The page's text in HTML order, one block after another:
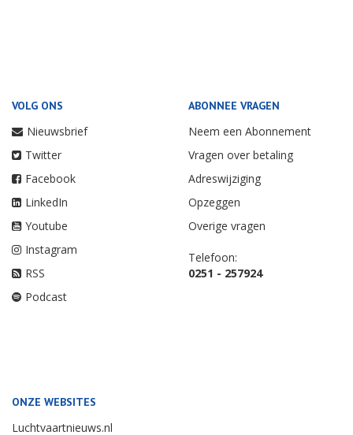
VOLG ONS
Nieuwsbrief
Twitter
Facebook
LinkedIn
Youtube
Instagram
RSS
Podcast
ABONNEE VRAGEN
Neem een Abonnement
Vragen over betaling
Adreswijziging
Opzeggen
Overige vragen
Telefoon:
0251 - 257924
ONZE WEBSITES
Luchtvaartnieuws.nl